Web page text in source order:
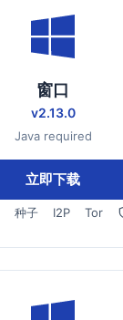
窗口
v2.13.0
Java required
立即下载
种子 I2P Tor